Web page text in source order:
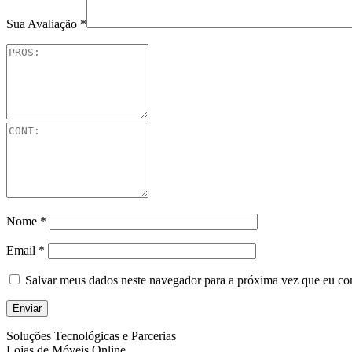
Sua Avaliação *
Nome *
Email *
Salvar meus dados neste navegador para a próxima vez que eu
Soluções Tecnológicas e Parcerias